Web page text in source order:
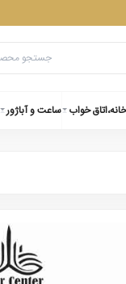
خواب ساعت و آباژور